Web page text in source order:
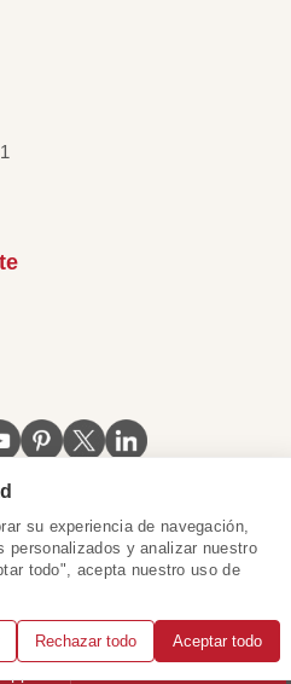
Certificado de Singapur
|
China
todos los derechos.
su experiencia de navegación,
personalizados y analizar nuestro
todo", acepta nuestro uso de
Rechazar todo Aceptar todo